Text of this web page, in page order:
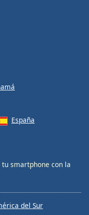
España
smartphone con la
del Sur